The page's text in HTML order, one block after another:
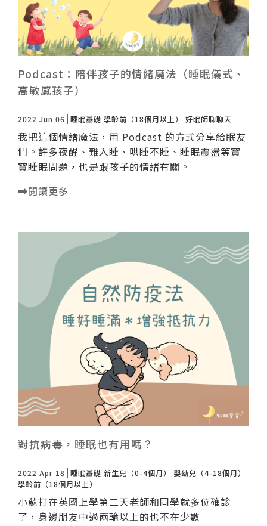
Podcast：陪伴孩子的情緒魔法（睡眠儀式、
高敏感孩子）
2022 Jun 06 睡眠基礎 學齡前（18個月以上） 好眠師聊聊天
我把這個情緒魔法，用 Podcast 的方式分享給眠友
們。許多夜醒、難入睡、哄睡不睡、睡眠震盪等寶
寶睡眠問題，也是跟孩子的情緒有關。
閱讀更多
對抗病毒，睡眠也有用嗎？
2022 Apr 18 睡眠基礎 新生兒（0-4個月）
嬰幼兒（4-18個月）
學齡前（18個月以上）
小蘇打在英國上學第二天老師和同學就多位確診
了，身邊朋友中過兩輪以上的也不在少數